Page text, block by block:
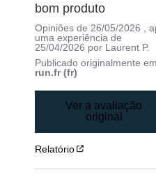
bom produto
Opiniões de 26/05/2026
,
uma experiência de
25/04/2026 por Laurent P.
Publicado originalmente
run.fr (fr)
Ver a avaliação
original
Relatório